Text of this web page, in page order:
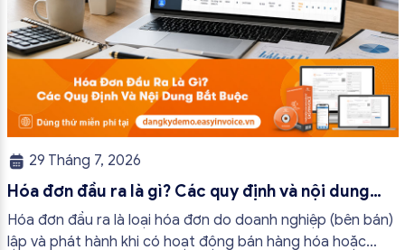
29 Tháng 7, 2026
Hóa đơn đầu ra là gì? Các quy định và nội dung
bắt buộc mới nhất
Hóa đơn đầu ra là loại hóa đơn do doanh nghiệp (bên bán)
lập và phát hành khi có hoạt động bán hàng hóa hoặc